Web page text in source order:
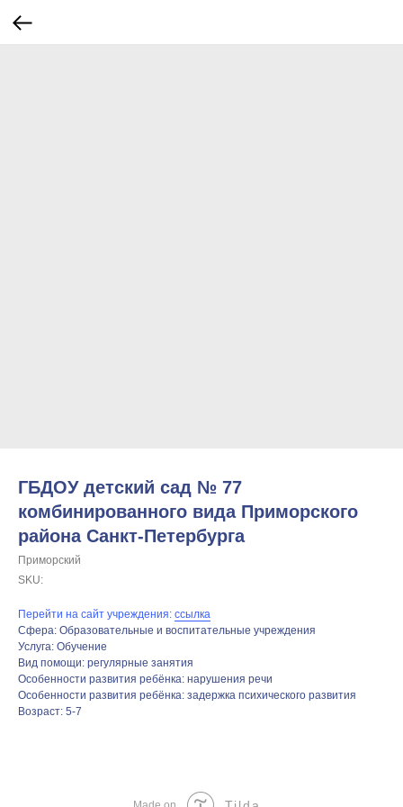
ГБДОУ детский сад № 77
комбинированного вида Приморского
района Санкт-Петербурга
Приморский
SKU:
Перейти на сайт учреждения: ссылка
Сфера: Образовательные и воспитательные учреждения
Услуга: Обучение
Вид помощи: регулярные занятия
Особенности развития ребёнка: нарушения речи
Особенности развития ребёнка: задержка психического развития
Возраст: 5-7